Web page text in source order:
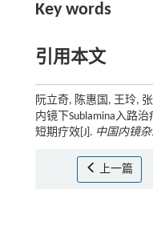
Key words
引用本文
阮立奇, 陈惠国, 王玲,
内镜下Sublamina入路
短期疗效[J]. 中国内镜
上一篇